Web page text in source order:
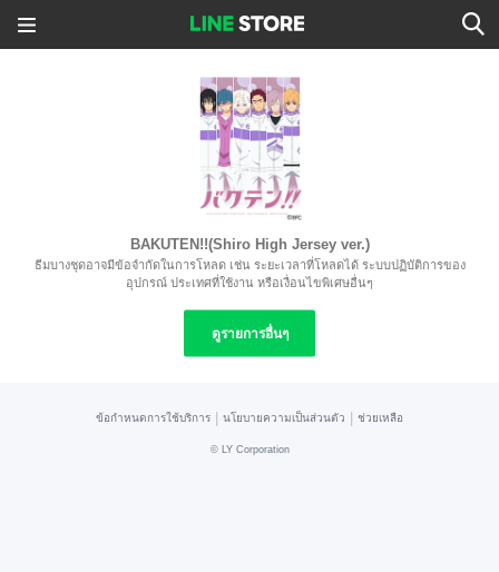
BAKUTEN!!(Shiro High Jersey ver.)
ธีมบางชุดอาจมีข้อจำกัดในการโหลด เช่น ระยะเวลาที่โหลดได้ ระบบปฏิบัติการของ
อุปกรณ์ ประเทศที่ใช้งาน หรือเงื่อนไขพิเศษอื่นๆ
ดูรายการอื่นๆ
ข้อกำหนดการใช้บริการ นโยบายความเป็นส่วนตัว ช่วยเหลือ
© LY Corporation